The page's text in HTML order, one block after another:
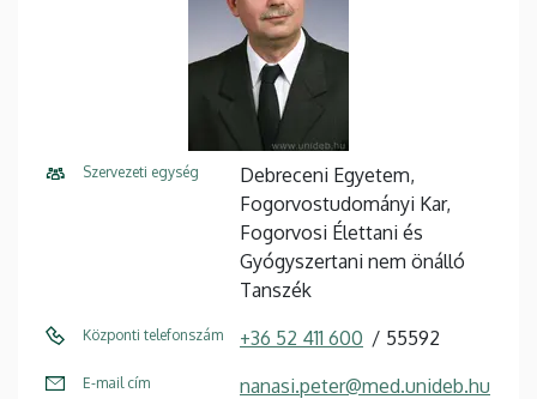
Szervezeti egység
Debreceni Egyetem,
Fogorvostudományi Kar,
Fogorvosi Élettani és
Gyógyszertani nem önálló
Tanszék
Központi telefonszám +36 52 411 600 55592
E-mail cím nanasi.peter@med.unideb.hu